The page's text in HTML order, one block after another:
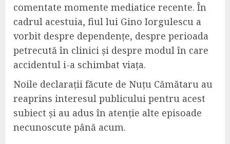
comentate momente mediatice recente. În
cadrul acestuia, fiul lui Gino Iorgulescu a
vorbit despre dependențe, despre perioada
petrecută în clinici și despre modul în care
accidentul i-a schimbat viața.
Noile declarații făcute de Nuțu Cămătaru au
reaprins interesul publicului pentru acest
subiect și au adus în atenție alte episoade
necunoscute până acum.